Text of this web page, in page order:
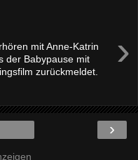
›
mit Anne-Katrin
der Babypause mit
zurückmeldet.
›